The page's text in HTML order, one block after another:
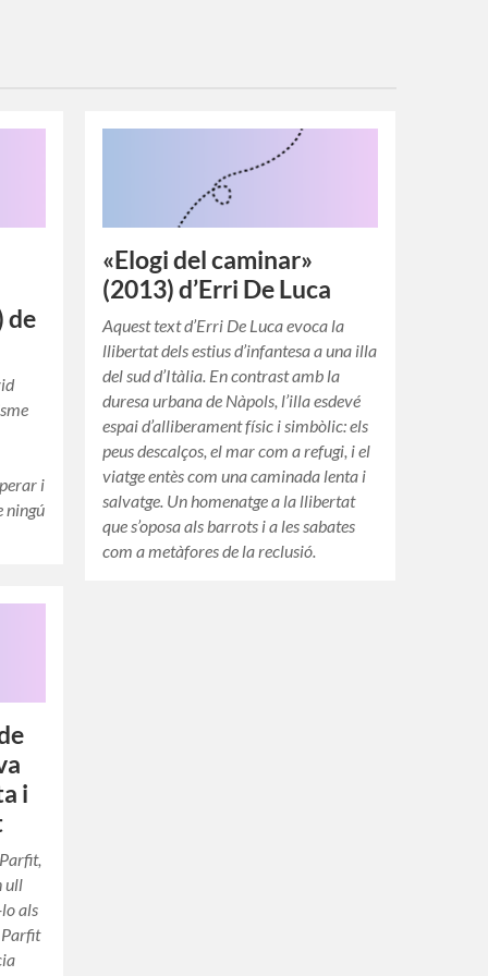
de
i
ningú
«Elogi del caminar»
(2013) d’Erri De Luca
Aquest text d’Erri De Luca evoca la
llibertat dels estius d’infantesa a una illa
del sud d’Itàlia. En contrast amb la
duresa urbana de Nàpols, l’illa esdevé
espai d’alliberament físic i simbòlic: els
peus descalços, el mar com a refugi, i el
viatge entès com una caminada lenta i
salvatge. Un homenatge a la llibertat
que s’oposa als barrots i a les sabates
com a metàfores de la reclusió.
i
ull
als
Parfit